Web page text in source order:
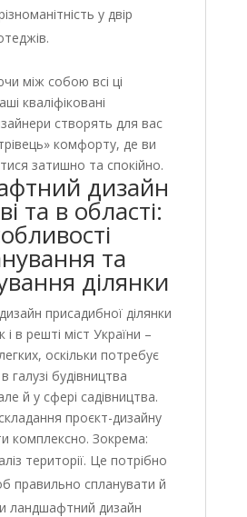
у двір
між собою всі ці
кваліфіковані
створять для вас
комфорту, де ви
затишно та спокійно.
дизайн
та в області:
та
ділянки
присадибної ділянки
і в решті міст України –
оскільки потребує
галузі будівництва
й у сфері садівництва.
проєкт-дизайну
комплексно. Зокрема:
території. Це потрібно
правильно спланувати й
ландшафтний дизайн